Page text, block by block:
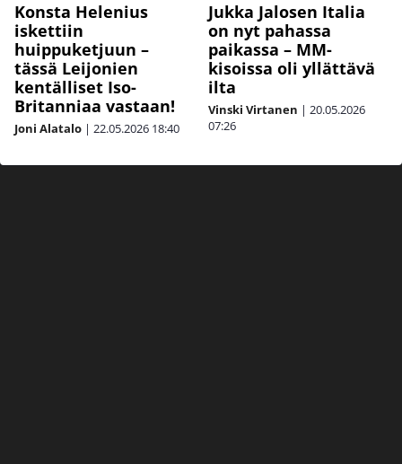
Konsta Helenius
iskettiin
huippuketjuun –
tässä Leijonien
kentälliset Iso-
Britanniaa vastaan!
Joni Alatalo | 22.05.2026 18:40
Jukka Jalosen Italia
on nyt pahassa
paikassa – MM-
kisoissa oli yllättävä
ilta
Vinski Virtanen | 20.05.2026
07:26